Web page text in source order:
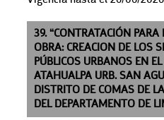
39. “CONTRATACIÓN PARA
OBRA: CREACION DE LOS
PÚBLICOS URBANOS EN
ATAHUALPA URB. SAN
DISTRITO DE COMAS DE
DEL DEPARTAMENTO DE